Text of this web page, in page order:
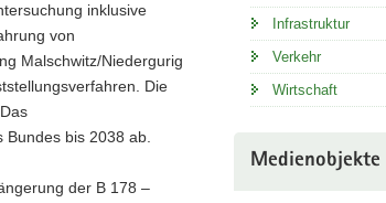
inklusive
von
Malschwitz/Niedergurig
Die
bis 2038 ab.
der B 178 –
Infrastruktur
Verkehr
Wirtschaft
Medienobjekte